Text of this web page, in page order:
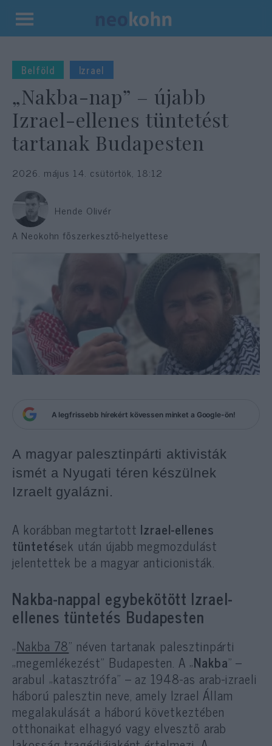
Kilépés
tartalomba
Belföld Izrael
„Nakba-nap” – újabb
Izrael-ellenes tüntetést
tartanak Budapesten
2026. május 14. csütörtök, 18:12
Hende Olivér
A Neokohn főszerkesztő-helyettese
A legfrissebb hírekért kövessen minket a Google-ön!
A magyar palesztinpárti aktivisták
ismét a Nyugati téren készülnek
Izraelt gyalázni.
A korábban megtartott Izrael-ellenes
tüntetések után újabb megmozdulást
jelentettek be a magyar anticionisták.
Nakba-nappal egybekötött Izrael-
ellenes tüntetés Budapesten
„Nakba 78” néven tartanak palesztinpárti
„megemlékezést” Budapesten. A „Nakba” –
arabul „katasztrófa” – az 1948-as arab-izraeli
háború palesztin neve, amely Izrael Állam
megalakulását a háború következtében
otthonaikat elhagyó vagy elvesztő arab